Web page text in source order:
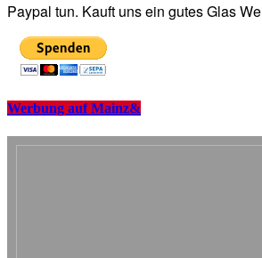
Paypal tun. Kauft uns ein gutes Glas
Werbung auf Mainz&